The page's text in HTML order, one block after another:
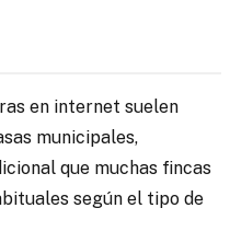
en internet suelen
municipales,
que muchas fincas
según el tipo de